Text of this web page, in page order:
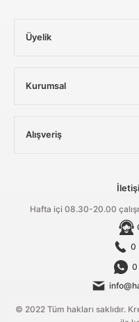
Üyelik
Kurumsal
Alışveriş
Hafta içi 08.30-20.00
0
0
© 2022 Tüm hakları saklıdır.